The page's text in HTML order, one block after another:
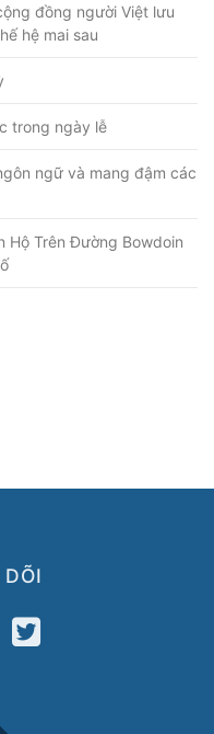
đồng người Việt lưu
hệ mai sau
trong ngày lễ
ngữ và mang đậm các
Hộ Trên Đường Bowdoin